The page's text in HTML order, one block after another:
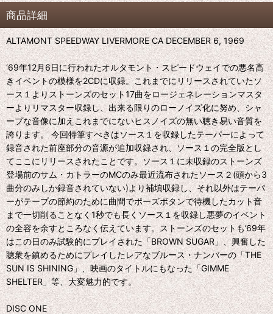
商品詳細
ALTAMONT SPEEDWAY LIVERMORE CA DECEMBER 6, 1969
‘69年12月6日に行われたオルタモント・スピードウェイでの悪名高
きイベントの模様を2CDに収録。これまでにリリースされていたソ
ース１よりストーンズのセット17曲をロージェネレーションマスタ
ーよりリマスター収録し、出来る限りのローノイズ化に努め、シャ
ープな音像に加えこれまでにないヒスノイズの無い聴き易い音質を
誇ります。 今回特筆すべきはソース１を収録したテーパーによって
録音された前座部分の音源が追加収録され、ソース１の完全版とし
てここにリリースされたことです。ソース１に未収録のストーンズ
登場前のサム・カトラーのMCのみ最近流布されたソース２(頭から3
曲分のみしか録音されていない)より補填収録し、それ以外はテーパ
ーがテープの節約のために曲間でポーズボタンで待機したカット音
まで一切削ることなく1秒でも長くソース１を収録し悪夢のイベント
の全容を余すところなく伝えています。ストーンズのセットも’69年
はこの日のみ試験的にプレイされた「BROWN SUGAR」、興奮した
聴衆を鎮めるためにプレイしたレアなブルース・ナンバーの「THE
SUN IS SHINING」、映画のタイトルにもなった「GIMME
SHELTER」等、大変魅力的です。
DISC ONE